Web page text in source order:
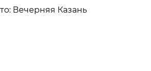
Вечерняя Казань